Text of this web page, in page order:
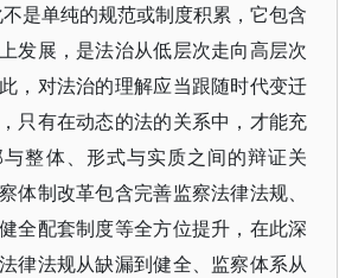
是单纯的规范或制度积累，它包含
发展，是法治从低层次走向高层次
，对法治的理解应当跟随时代变迁
只有在动态的法的关系中，才能充
整体、形式与实质之间的辩证关
体制改革包含完善监察法律法规、
全配套制度等全方位提升，在此深
律法规从缺漏到健全、监察体系从